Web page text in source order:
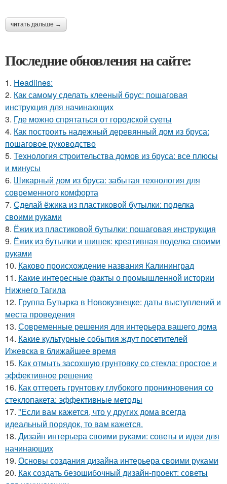
читать дальше →
Последние обновления на сайте:
1. Headlines:
2. Как самому сделать клееный брус: пошаговая
инструкция для начинающих
3. Где можно спрятаться от городской суеты
4. Как построить надежный деревянный дом из бруса:
пошаговое руководство
5. Технология строительства домов из бруса: все плюсы
и минусы
6. Шикарный дом из бруса: забытая технология для
современного комфорта
7. Сделай ёжика из пластиковой бутылки: поделка
своими руками
8. Ёжик из пластиковой бутылки: пошаговая инструкция
9. Ёжик из бутылки и шишек: креативная поделка своими
руками
10. Каково происхождение названия Калининград
11. Какие интересные факты о промышленной истории
Нижнего Тагила
12. Группа Бутырка в Новокузнецке: даты выступлений и
места проведения
13. Современные решения для интерьера вашего дома
14. Какие культурные события ждут посетителей
Ижевска в ближайшее время
15. Как отмыть засохшую грунтовку со стекла: простое и
эффективное решение
16. Как оттереть грунтовку глубокого проникновения со
стеклопакета: эффективные методы
17. "Если вам кажется, что у других дома всегда
идеальный порядок, то вам кажется.
18. Дизайн интерьера своими руками: советы и идеи для
начинающих
19. Основы создания дизайна интерьера своими руками
20. Как создать безошибочный дизайн-проект: советы